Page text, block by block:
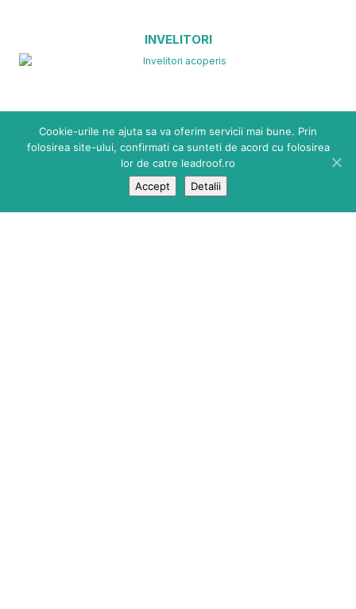
INVELITORI
Cookie-urile ne ajuta sa va oferim servicii mai bune. Prin
folosirea site-ului, confirmati ca sunteti de acord cu folosirea
lor de catre leadroof.ro
Accept
Detalii